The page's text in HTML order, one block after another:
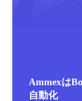
Ammexは
自動化
Cornell
connected
リバーベッ